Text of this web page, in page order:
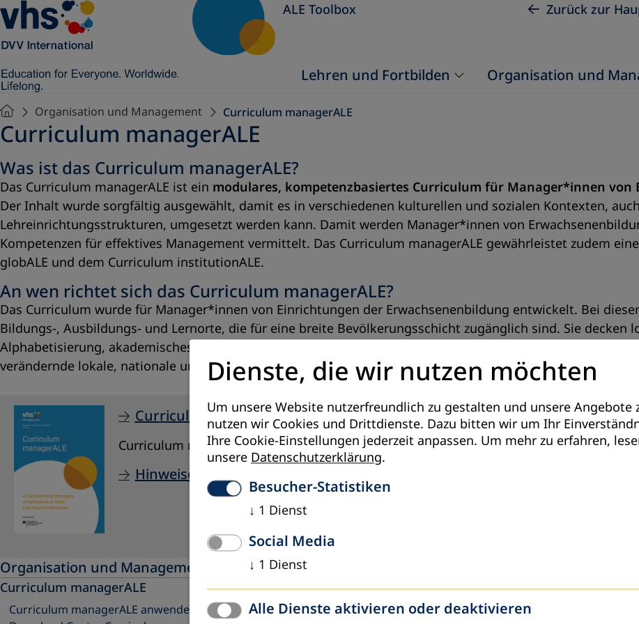
ALE Toolbox Zurück zur
Lehren und Fortbilden Organisation und
Organisation und Management Curriculum managerALE
Curriculum managerALE
Was ist das Curriculum managerALE?
Das Curriculum managerALE ist ein modulares, kompetenzbasiertes Curriculum für Manager*innen von
Der Inhalt wurde sorgfältig ausgewählt, damit es in verschiedenen kulturellen und sozialen Kontexten,
Lehreinrichtungsstrukturen, umgesetzt werden kann. Damit werden Manager*innen von
Kompetenzen für effektives Management vermittelt. Das Curriculum managerALE gewährleistet zudem
globALE und dem Curriculum institutionALE.
An wen richtet sich das Curriculum managerALE?
Das Curriculum wurde für Manager*innen von Einrichtungen der Erwachsenenbildung entwickelt. Bei
Bildungs-, Ausbildungs- und Lernorte, die für eine breite Bevölkerungsschicht zugänglich sind. Sie decken
Alphabetisierung, akademisches Wissen, praktisches Know-how oder berufsbezogene Fähigkeiten ab und
verändernde lokale, nationale und globale Rahmenbedingungen an.
Curriculum mangerALE herunterladen
Curriculum managerALE ist in drei Sprachen verfügbar.
Hinweise zur Anwendung
Organisation und Management
Curriculum managerALE
Curriculum managerALE anwenden
Dienste, die wir nutzen möchten
Um unsere Website nutzerfreundlich zu gestalten und unsere Angebote
nutzen wir Cookies und Drittdienste. Dazu bitten wir um Ihr
Ihre Cookie-Einstellungen jederzeit anpassen. Um mehr zu erfahren,
unsereDatenschutzerklärung.
Besucher-Statistiken
↓ 1 Dienst
Social Media
↓ 1 Dienst
Alle Dienste aktivieren oder deaktivieren